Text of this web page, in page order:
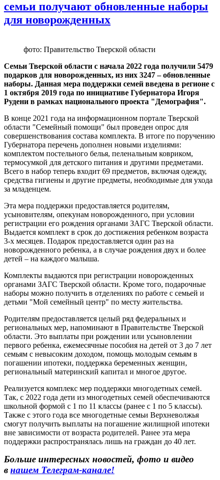
семьи получают обновленные наборы
для новорожденных
фото: Правительство Тверской области
Семьи Тверской области с начала 2022 года получили 5479
подарков для новорожденных, из них 3247 – обновленные
наборы. Данная мера поддержки семей введена в регионе с
1 октября 2019 года по инициативе Губернатора Игоря
Рудени в рамках национального проекта "Демография".
В конце 2021 года на информационном портале Тверской
области "Семейный помощи" был проведен опрос для
совершенствования состава комплекта. В итоге по поручению
Губернатора перечень дополнен новыми изделиями:
комплектом постельного белья, пеленальным ковриком,
термосумкой для детского питания и другими предметами.
Всего в набор теперь входит 69 предметов, включая одежду,
средства гигиены и другие предметы, необходимые для ухода
за младенцем.
Эта мера поддержки предоставляется родителям,
усыновителям, опекунам новорожденного, при условии
регистрации его рождения органами ЗАГС Тверской области.
Выдается комплект в срок до достижения ребенком возраста
3-х месяцев. Подарок предоставляется один раз на
новорожденного ребенка, а в случае рождения двух и более
детей – на каждого малыша.
Комплекты выдаются при регистрации новорожденных
органами ЗАГС Тверской области. Кроме того, подарочные
наборы можно получить в отделениях по работе с семьей и
детьми "Мой семейный центр" по месту жительства.
Родителям предоставляется целый ряд федеральных и
региональных мер, напоминают в Правительстве Тверской
области. Это выплаты при рождении или усыновлении
первого ребенка, ежемесячные пособия на детей от 3 до 7 лет
семьям с невысоким доходом, помощь молодым семьям в
погашении ипотеки, поддержка беременных женщин,
региональный материнский капитал и многое другое.
Реализуется комплекс мер поддержки многодетных семей.
Так, с 2022 года дети из многодетных семей обеспечиваются
школьной формой с 1 по 11 классы (ранее с 1 по 5 классы).
Также с этого года все многодетные семьи Верхневолжья
смогут получить выплаты на погашение жилищной ипотеки
вне зависимости от возраста родителей. Ранее эта мера
поддержки распространялась лишь на граждан до 40 лет.
Больше интересных новостей, фото и видео
в нашем Телеграм-канале!